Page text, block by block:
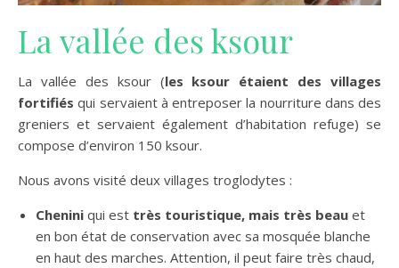
La vallée des ksour
La vallée des ksour (les ksour étaient des villages
fortifiésqui servaient à entreposer la nourriture dans des
greniers et servaient également d’habitation refuge) se
compose d’environ 150 ksour.
Nous avons visité deux villages troglodytes :
Chenini qui est très touristique, mais très beau et
en bon état de conservation avec sa mosquée blanche
en haut des marches. Attention, il peut faire très chaud,